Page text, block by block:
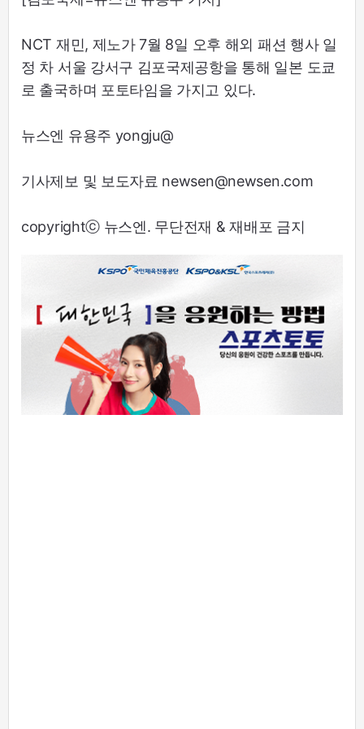
NCT 재민, 제노가 7월 8일 오후 해외 패션 행사 일
정 차 서울 강서구 김포국제공항을 통해 일본 도쿄
로 출국하며 포토타임을 가지고 있다.
뉴스엔 유용주 yongju@
기사제보 및 보도자료 newsen@newsen.com
copyrightⓒ 뉴스엔. 무단전재 & 재배포 금지